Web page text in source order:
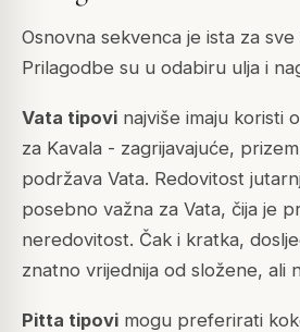
Osnovna sekvenca je ista za
Prilagodbe su u odabiru ulja i
Vata tipovi najviše imaju koristi
za Kavala - zagrijavajuće,
podržava Vata. Redovitost
posebno važna za Vata, čija je
neredovitost. Čak i kratka,
znatno vrijednija od složene, ali
Pitta tipovi mogu preferirati